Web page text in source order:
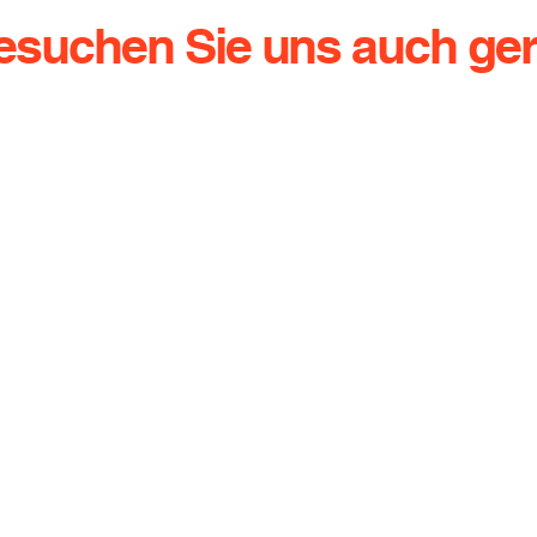
Sie uns auch